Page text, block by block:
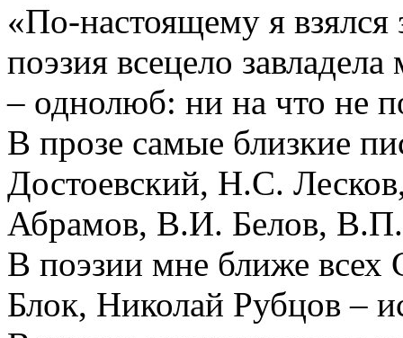
«По-настоящему я взялся
поэзия всецело
– однолюб: ни на что не
В прозе самые близкие
Достоевский, Н.С.
Абрамов, В.И. Белов,
В поэзии мне ближе всех
Блок, Николай Рубцов –